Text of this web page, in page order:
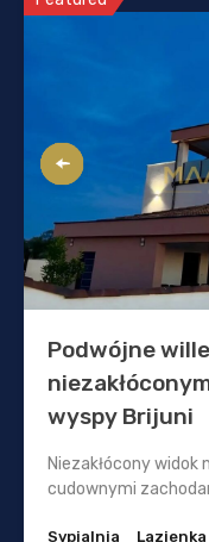
Podwójne
wyspy Brijuni
Niezakłócony widok
cudownymi
Sypialnia
Lazienka